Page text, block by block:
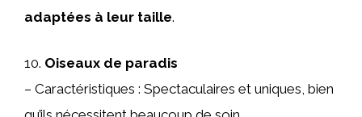
adaptées à leur taille.
10. Oiseaux de paradis
– Caractéristiques : Spectaculaires et uniques, bien